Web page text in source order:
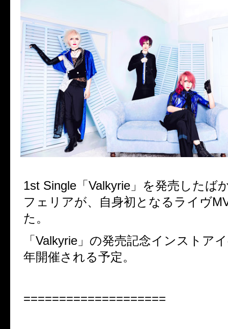
1st Single「Valkyrie」を発売したば
フェリアが、自身初となるライヴ
た。
「Valkyrie」の発売記念インストア
年開催される予定。
====================